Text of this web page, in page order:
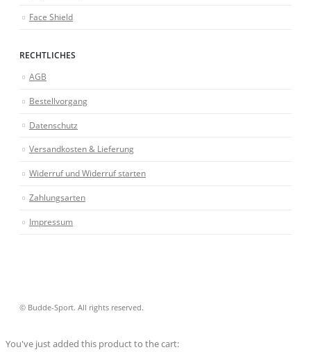
Face Shield
RECHTLICHES
AGB
Bestellvorgang
Datenschutz
Versandkosten & Lieferung
Widerruf und Widerruf starten
Zahlungsarten
Impressum
© Budde-Sport. All rights reserved.
You've just added this product to the cart: